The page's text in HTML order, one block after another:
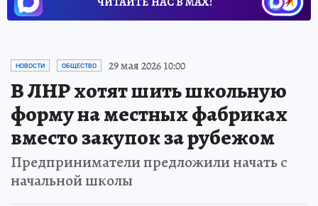
В ЛНР хотят шить школьную
форму на местных фабриках
вместо закупок за рубежом
Предприниматели предложили начать с